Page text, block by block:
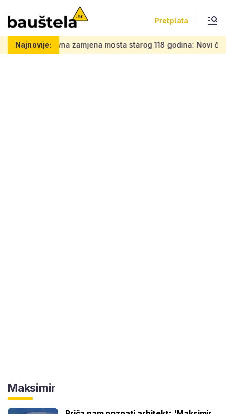
Pretplata
Najnovije:
Zahtjevna zamjena mosta starog 118 godina: Novi čelični
Maksimir